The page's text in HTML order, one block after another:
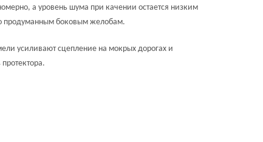
а уровень шума при качении остается низким
продуманным боковым желобам.
усиливают сцепление на мокрых дорогах и